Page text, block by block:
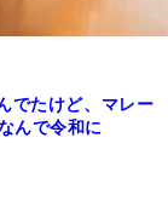
でたけど、マレー
んで令和に